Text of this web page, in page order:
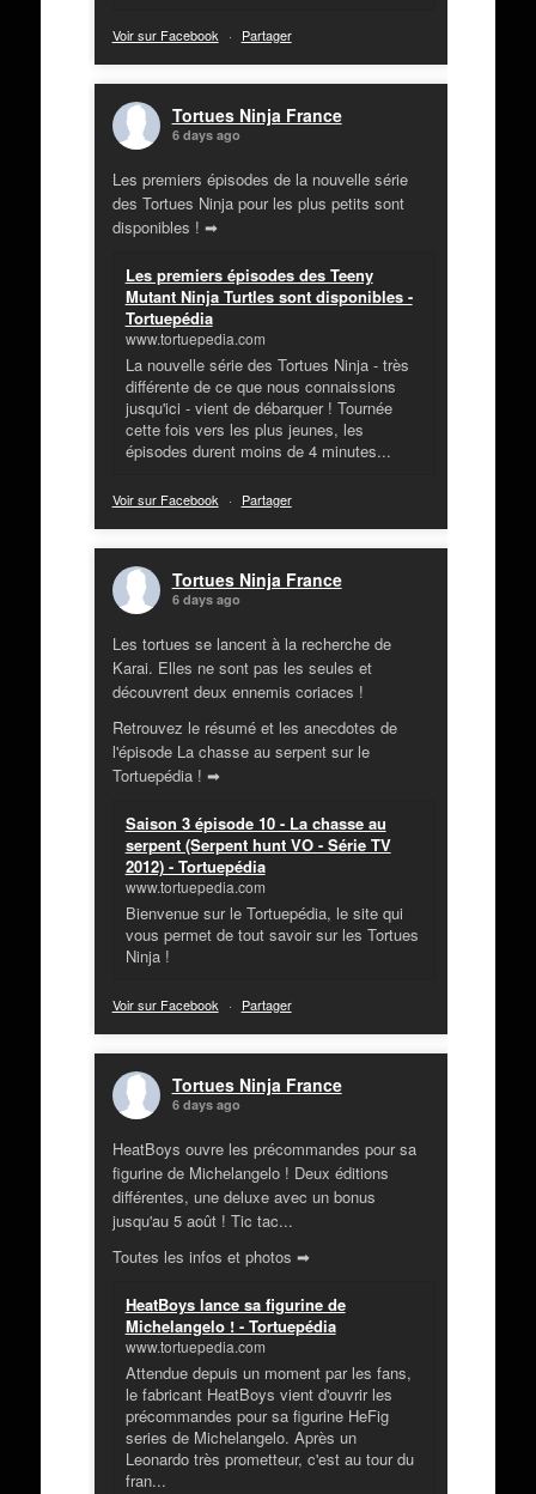
Voir sur Facebook · Partager
Tortues Ninja France
6 days ago
Les premiers épisodes de la nouvelle série
des Tortues Ninja pour les plus petits sont
disponibles ! ➡
Les premiers épisodes des Teeny
Mutant Ninja Turtles sont disponibles -
Tortuepédia
www.tortuepedia.com
La nouvelle série des Tortues Ninja - très
différente de ce que nous connaissions
jusqu'ici - vient de débarquer ! Tournée
cette fois vers les plus jeunes, les
épisodes durent moins de 4 minutes...
Voir sur Facebook · Partager
Tortues Ninja France
6 days ago
Les tortues se lancent à la recherche de
Karai. Elles ne sont pas les seules et
découvrent deux ennemis coriaces !
Retrouvez le résumé et les anecdotes de
l'épisode La chasse au serpent sur le
Tortuepédia ! ➡
Saison 3 épisode 10 - La chasse au
serpent (Serpent hunt VO - Série TV
2012) - Tortuepédia
www.tortuepedia.com
Bienvenue sur le Tortuepédia, le site qui
vous permet de tout savoir sur les Tortues
Ninja !
Voir sur Facebook · Partager
Tortues Ninja France
6 days ago
HeatBoys ouvre les précommandes pour sa
figurine de Michelangelo ! Deux éditions
différentes, une deluxe avec un bonus
jusqu'au 5 août ! Tic tac...
Toutes les infos et photos ➡
HeatBoys lance sa figurine de
Michelangelo ! - Tortuepédia
www.tortuepedia.com
Attendue depuis un moment par les fans,
le fabricant HeatBoys vient d'ouvrir les
précommandes pour sa figurine HeFig
series de Michelangelo. Après un
Leonardo très prometteur, c'est au tour du
fran...